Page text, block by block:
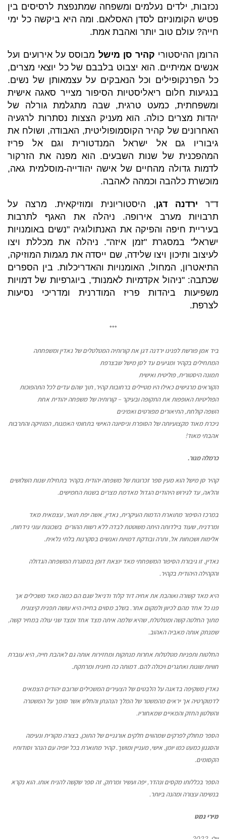
נכזבות, ילדים נעלמים ומשפחה שמתנפצת לרסיסים בין
פטיש הקומוניזם לסדן האסלאם. ומה היא ביקשה כל ימי
חייה? עולם טוב יותר ואהבת אמת.
הרומן ההיסטורי קהיר סן מישל מבוסס על אירועים ועל
אנשים אמיתיים. הוא יצבוט בלבבם של כל יוצאי מצרים,
כל הפרנקופילים וכל הנאבקים על עצמאותן של נשים.
בנגיעות חלום ריאליסטיות הסיפור מצייר סאגה אישית
ומשפחתית, כמעט טרגית, שבה מתגלמת גורלה של
יהדות מצרים כולה. הוא מעניק הצצות נסתרות לרגעיה
האחרונים של קהיר הקוסמופוליטית, האבודה, ושולח את
גיבוריו גם אל ישראל המנדטורית וגם אל פריז
המהפכנית של שנות השבעים. הוא מפנה את הזרקור
לדמות גדולה מהחיים של אישה יהודייה-מוסלמית גאה,
מוכשרת כלהבה וכמהה לאהבה.
ד"ר ירדנה דגן, היסטוריונית ומוזיקאית. מרצה על
תרבויות מערב אירופה. ניהלה את האגף לתרבות
בעיריית חיפה והפיקה את האנתולוגיה "נשים באומנויות
ישראל" במסגרת "זמן איזה". ניהלה את מכללת ויצו
לעיצוב ותיכון ויצו שלידה, שם ייסדה את מגמות המוזיקה,
התיאטרון, המחול, האומנויות והאדריכלות. בין הספרים
שכתבה: "ניהול אקדמיות לאמנות", ביוגרפיות של דמויות
משפיעות ביהדות פריז המודרנית ומדריכי נסיעות
לצרפת.
***
ביד אמן פורשת לפנינו ירדנה דגן את קורותיה המטלטלים של נאדין ומשפחתה
המתחילים בקהיר ומגיעים עד לסן מישל שבצרפת
תמונה היסטורית, פוליטית ואישית
הקוראים מרגישים כאילו היו מטיילים ברחובות קהיר, תוך שהם עדים לכל התהפוכות
הפוליטיות האופפות את התקופה ובעיקר – קורותיה של משפחה יהודית אחת
השפה קולחת, התיאורים מפורטים ואמינים
ניכרת מאוד מקצועיותה של הסופרת וניסיונה האישי בתחומי האמנות, המוזיקה והתרבות
אהבתי מאוד!
כרמלה מנור.
קהיר סן מישל הוא מעין ספר זכרונות של משפחה יהודית בקהיר בתחילת שנות השלושים
והלאה, עד לגירוש היהודים הגדול מאדמת מצרים בשנות החמישים.
במרכז הסיפור מתוארת הדמות העיקרית, נאדין, אשה יפת תואר, עצמאית מאד
ומרדנית, שעוד בילדותה היתה משוטטת לבדה ללא רשות ההורים בשכונות עוני נידחות,
אלימות ושכוחות אל, ותרה ובודקת דמויות ואנשים בסקרנות בלתי נלאית.
נאדין, זו גיבורת הסיפור המשפחתי מאד יוצאת דופן במסגרת המשפחה הגדולה
והקהילה היהודית בקהיר.
היא מאד קשורה ואוהבת את אחיה דוד קלוד ודניאל שגם הם כמוה מאד משכילים אך
פנו כל אחד מהם לכיוון ולמקום אחר. בשלב מסוים בחייה היא עושה תפנית קיצונית
מתוך החלטה קשה ומטלטלת, שהיא שלמה איתה מצד אחד ומצד שני עולה במחיר קשה,
שמנתק אותה מאביה האהוב.
החלטות ותפניות מטלטלות אחרות מנתקות ומחזירות אותה גם לאהבת חייה, היא עוברת
חוויות שונות ואתגרים ויכולה להם. דמותה כה חיונית ומרתקת.
נאדין משקיפה בדאגה על הלבטים של הצעירים המשכילים שרובם יהודים הצמאים
לדמוקרטיה אך יראים מהמשטר של המלך הנהנתן והחלש אשר סומך על המשטרה
והשלטון החזק והמאיים שמאחוריו.
הספר מחולק לפרקים שמהווים חלקים אורגניים של התוכן, בצורה מקורית ונעימה
והסגנון כמעט כמו יומן, אישי, מעניין ומושך. קהיר מתוארת בכל יופיה עם הנהר וסודותיו
הקסומים.
הספר בכללותו מקסים ונהדר, יפה ועשיר ומרתק, זה ספר שקשה להניח אותו. הוא נקרא
בנשימה עצורה ומהנה ביותר.
מירי נמט